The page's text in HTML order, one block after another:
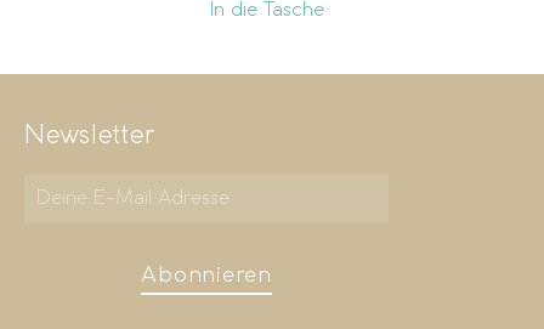
In die Tasche
Newsletter
Abonnieren